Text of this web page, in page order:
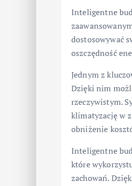
Inteligentne
dostosowywać
oszczędność
Jednym z
Dzięki nim
rzeczywistym.
klimatyzację w
obniżenie
Inteligentne
które
zachowań.